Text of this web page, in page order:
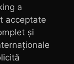
a
acceptate
și